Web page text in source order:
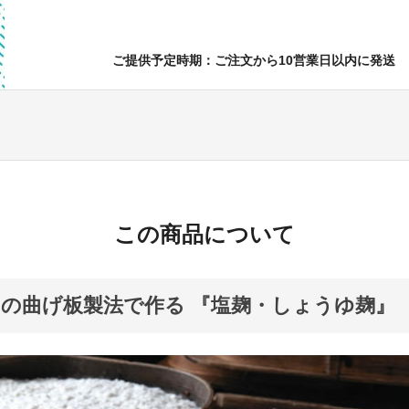
ご提供予定時期：ご注文から10営業日以内に発送
この商品について
曲げ板製法で作る 『塩麹・しょうゆ麹』